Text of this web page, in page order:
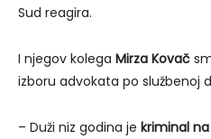
Sud reagira.
I njegov kolega Mirza Kovač
izboru advokata po službenoj
– Duži niz godina je kriminal